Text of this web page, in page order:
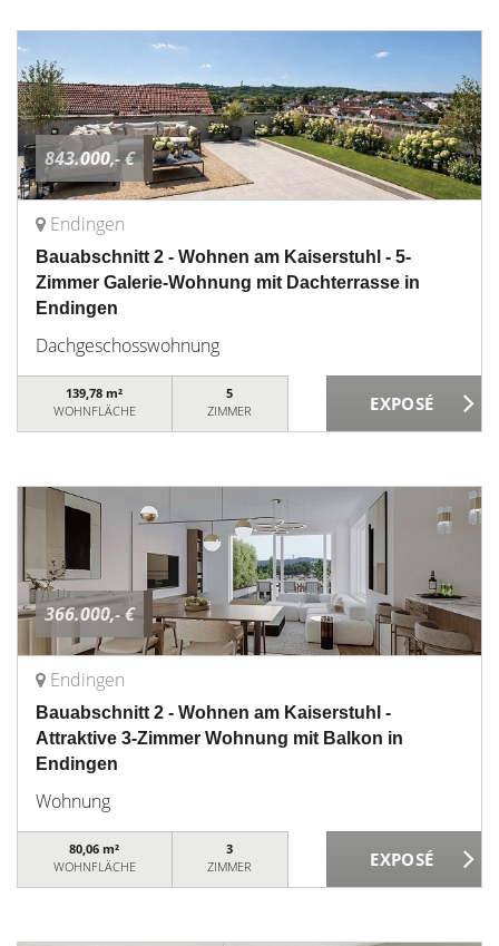
843.000,- €
Endingen
Bauabschnitt 2 - Wohnen am Kaiserstuhl - 5-
Zimmer Galerie-Wohnung mit Dachterrasse in
Endingen
Dachgeschosswohnung
139,78 m²
WOHNFLÄCHE
5
ZIMMER
366.000,- €
Endingen
Bauabschnitt 2 - Wohnen am Kaiserstuhl -
Attraktive 3-Zimmer Wohnung mit Balkon in
Endingen
Wohnung
80,06 m²
WOHNFLÄCHE
3
ZIMMER